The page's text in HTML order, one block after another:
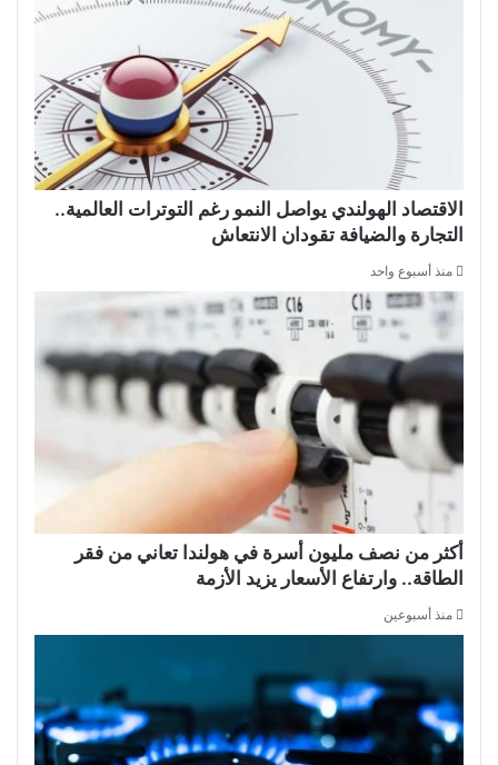
الاقتصاد الهولندي يواصل النمو رغم التوترات العالمية..
التجارة والضيافة تقودان الانتعاش
منذ أسبوع واحد
أكثر من نصف مليون أسرة في هولندا تعاني من فقر
الطاقة.. وارتفاع الأسعار يزيد الأزمة
منذ أسبوعين